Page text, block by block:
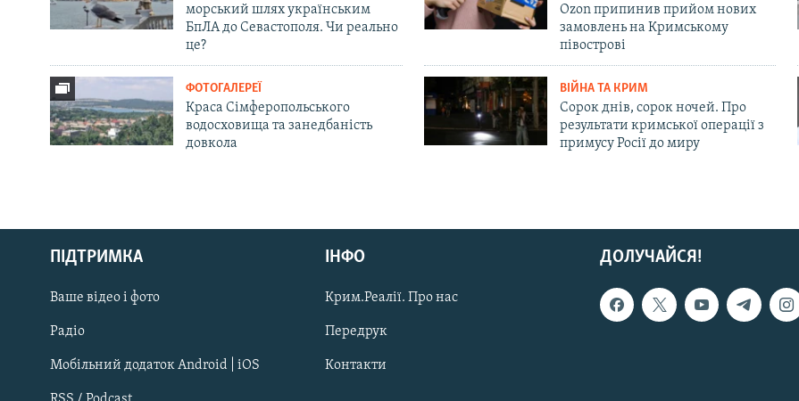
Русский
Qırımtatar
ДОЛУЧАЙСЯ!
морський шлях українським
БпЛА до Севастополя. Чи реально
це?
Ozon припинив прийом нових
замовлень на Кримському
півострові
ФОТОГАЛЕРЕЇ
Краса Сімферопольського
водосховища та занедбаність
довкола
ВІЙНА ТА КРИМ
Сорок днів, сорок ночей. Про
результати кримської операції з
примусу Росії до миру
ДОЛУЧАЙСЯ!
ПІДТРИМКА
Ваше відео і фото
Радіо
Мобільний додаток Android | iOS
ІНФО
Крим.Реалії. Про нас
Передрук
Контакти